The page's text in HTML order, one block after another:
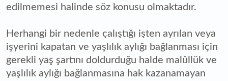
edilmemesi halinde söz konusu olmaktadır.
Herhangi bir nedenle çalıştığı işten ayrılan veya
işyerini kapatan ve yaşlılık aylığı bağlanması için
gerekli yaş şartını doldurduğu halde malûllük ve
yaşlılık aylığı bağlanmasına hak kazanamayan